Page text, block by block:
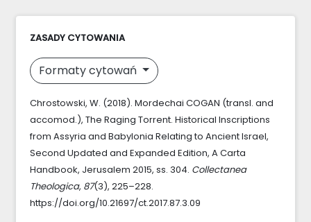
ZASADY CYTOWANIA
Formaty cytowań
Chrostowski, W. (2018). Mordechai COGAN (transl. and
accomod.), The Raging Torrent. Historical Inscriptions
from Assyria and Babylonia Relating to Ancient Israel,
Second Updated and Expanded Edition, A Carta
Handbook, Jerusalem 2015, ss. 304. Collectanea
Theologica, 87(3), 225–228.
https://doi.org/10.21697/ct.2017.87.3.09